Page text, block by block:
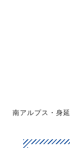
南アルプス・身延